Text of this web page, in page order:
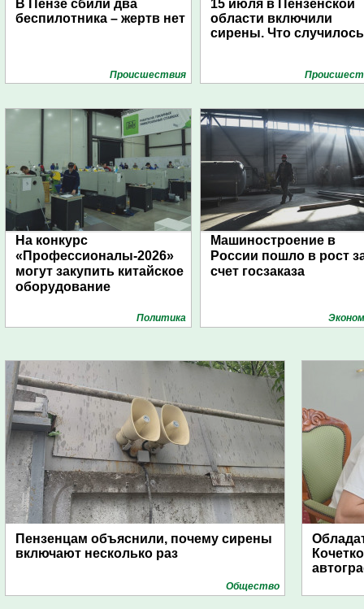
В Пензе сбили два
беспилотника – жертв нет
Проиcшествия
15 июля в Пензенской
области включили
сирены. Что
На конкурс
«Профессионалы-2026»
могут закупить китайское
оборудование
Политика
Машиностроение в
России пошло в рост
счет госзаказа
Пензенцам объяснили, почему сирены
включают несколько раз
Общество